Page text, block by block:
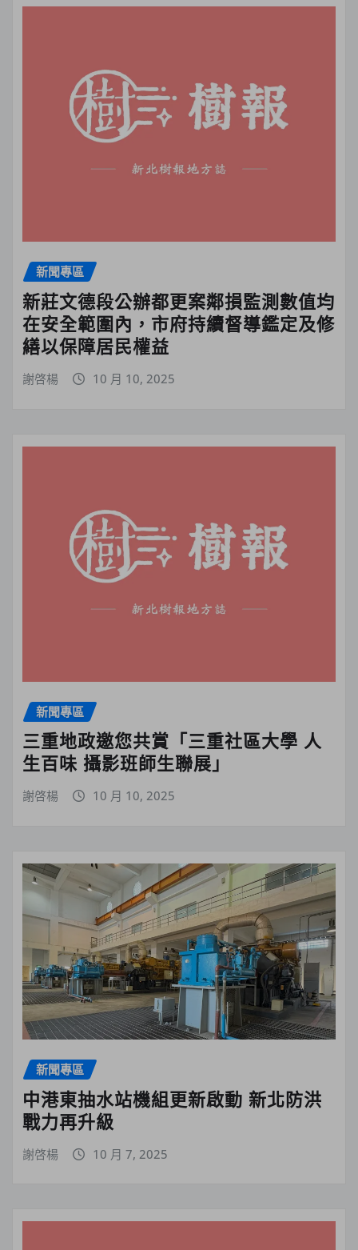
新聞專區
新莊文德段公辦都更案鄰損監測數值均
在安全範圍內，市府持續督導鑑定及修
繕以保障居民權益
謝啓楊 10 月 10, 2025
新聞專區
三重地政邀您共賞「三重社區大學 人
生百味 攝影班師生聯展」
謝啓楊 10 月 10, 2025
新聞專區
中港東抽水站機組更新啟動 新北防洪
戰力再升級
謝啓楊 10 月 7, 2025